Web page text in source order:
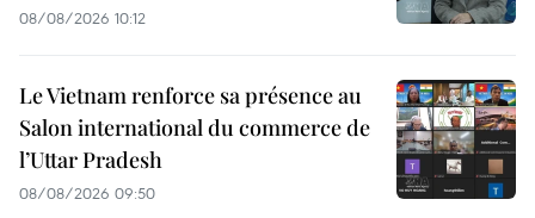
08/08/2026 10:12
Le Vietnam renforce sa présence au
Salon international du commerce de
l’Uttar Pradesh
08/08/2026 09:50